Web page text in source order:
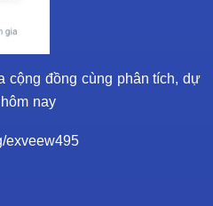
cộng đồng cùng phân tích, dự
nay
exveew495